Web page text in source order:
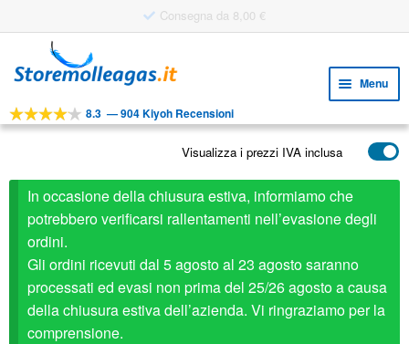
alla
al
Menu
STRUMENTI
il
menu
child
child
APPLICAZIONI
SERVIZIO CLIENTI
child
FAQ
8.3 —904 Kiyoh Recensioni
Visualizza i prezzi IVA inclusa
In occasione della chiusura estiva, informiamo che
potrebbero verificarsi rallentamenti nell’evasione degli
ordini.
Gli ordini ricevuti dal 5 agosto al 23 agosto saranno
processati ed evasi non prima del 25/26 agosto a causa
della chiusura estiva dell’azienda. Vi ringraziamo per la
comprensione.